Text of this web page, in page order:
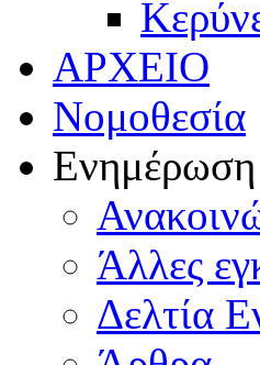
ΑΡΧΕΙΟ
Νομοθεσία
Ενημέρωση
Άλλες
Δελτία